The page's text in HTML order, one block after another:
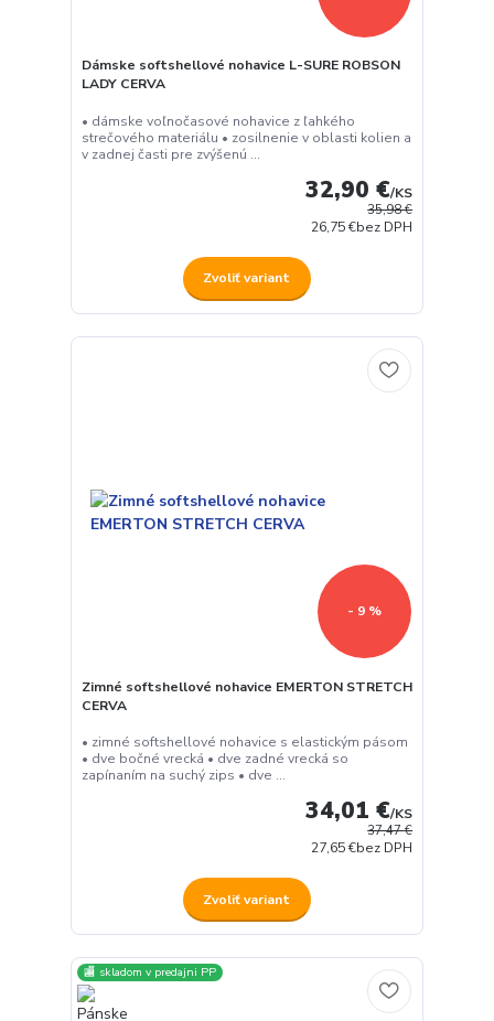
Dámske softshellové nohavice L-SURE ROBSON
LADY CERVA
• dámske voľnočasové nohavice z ľahkého
strečového materiálu • zosilnenie v oblasti kolien a
v zadnej časti pre zvýšenú ...
35,98 €
32,90 €/KS
26,75 €bez DPH
Zvoliť variant
- 9 %
Zimné softshellové nohavice EMERTON STRETCH
CERVA
• zimné softshellové nohavice s elastickým pásom
• dve bočné vrecká • dve zadné vrecká so
zapínaním na suchý zips • dve ...
37,47 €
34,01 €/KS
27,65 €bez DPH
Zvoliť variant
🏬 skladom v predajni PP